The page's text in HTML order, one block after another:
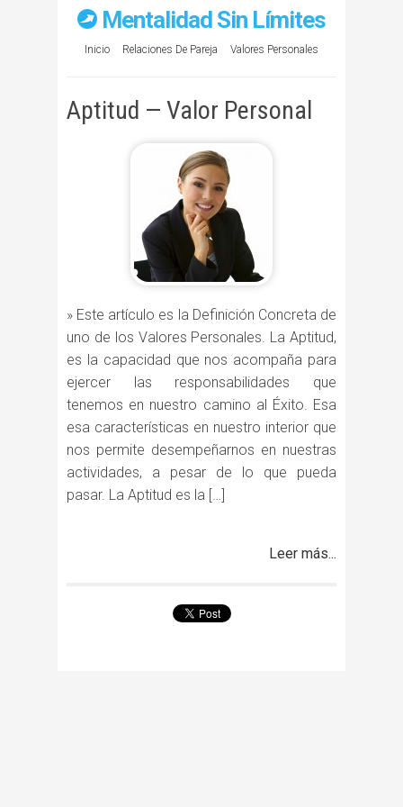
Mentalidad Sin Límites
Inicio Relaciones De Pareja Valores Personales
Aptitud — Valor Personal
» Este artículo es la Definición Concreta de
uno de los Valores Personales. La Aptitud,
es la capacidad que nos acompaña para
ejercer las responsabilidades que
tenemos en nuestro camino al Éxito. Esa
esa características en nuestro interior que
nos permite desempeñarnos en nuestras
actividades, a pesar de lo que pueda
pasar. La Aptitud es la […]
Leer más...